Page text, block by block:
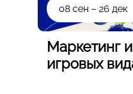
08 сен – 26 дек
Маркетинг
игровых